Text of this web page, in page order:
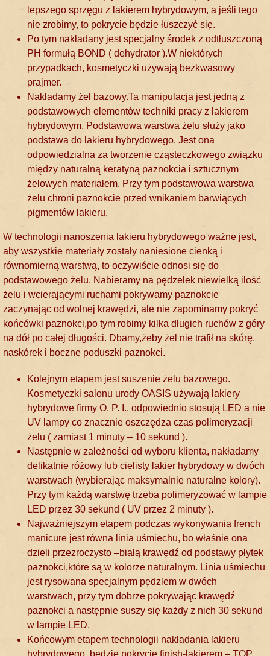
lepszego sprzęgu z lakierem hybrydowym, a jeśli tego
nie zrobimy, to pokrycie będzie łuszczyć się.
Po tym nakładany jest specjalny środek z odtłuszczoną
PH formułą BOND ( dehydrator ).W niektórych
przypadkach, kosmetyczki używają bezkwasowy
prajmer.
Nakładamy żel bazowy.Ta manipulacja jest jedną z
podstawowych elementów techniki pracy z lakierem
hybrydowym. Podstawowa warstwa żelu służy jako
podstawa do lakieru hybrydowego. Jest ona
odpowiedzialna za tworzenie cząsteczkowego związku
między naturalną keratyną paznokcia i sztucznym
żelowych materiałem. Przy tym podstawowa warstwa
żelu chroni paznokcie przed wnikaniem barwiących
pigmentów lakieru.
W technologii nanoszenia lakieru hybrydowego ważne jest,
aby wszystkie materiały zostały naniesione cienką i
równomierną warstwą, to oczywiście odnosi się do
podstawowego żelu. Nabieramy na pędzelek niewielką ilość
żelu i wcierającymi ruchami pokrywamy paznokcie
zaczynając od wolnej krawędzi, ale nie zapominamy pokryć
końcówki paznokci,po tym robimy kilka długich ruchów z góry
na dół po całej długości. Dbamy,żeby żel nie trafił na skórę,
naskórek i boczne poduszki paznokci.
Kolejnym etapem jest suszenie żelu bazowego.
Kosmetyczki salonu urody OASIS używają lakiery
hybrydowe firmy O. P. I., odpowiednio stosują LED a nie
UV lampy co znacznie oszczędza czas polimeryzacji
żelu ( zamiast 1 minuty – 10 sekund ).
Następnie w zależności od wyboru klienta, nakładamy
delikatnie różowy lub cielisty lakier hybrydowy w dwóch
warstwach (wybierając maksymalnie naturalne kolory).
Przy tym każdą warstwę trzeba polimeryzować w lampie
LED przez 30 sekund ( UV przez 2 minuty ).
Najważniejszym etapem podczas wykonywania french
manicure jest równa linia uśmiechu, bo właśnie ona
dzieli przezroczysto –białą krawędź od podstawy płytek
paznokci,które są w kolorze naturalnym. Linia uśmiechu
jest rysowana specjalnym pędzlem w dwóch
warstwach, przy tym dobrze pokrywając krawędź
paznokci a następnie suszy się każdy z nich 30 sekund
w lampie LED.
Końcowym etapem technologii nakładania lakieru